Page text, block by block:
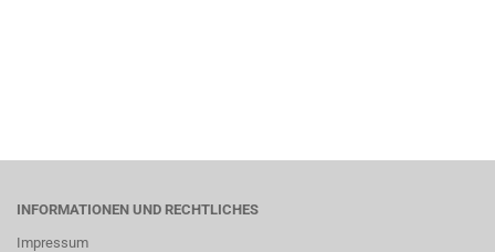
INFORMATIONEN UND RECHTLICHES
Impressum